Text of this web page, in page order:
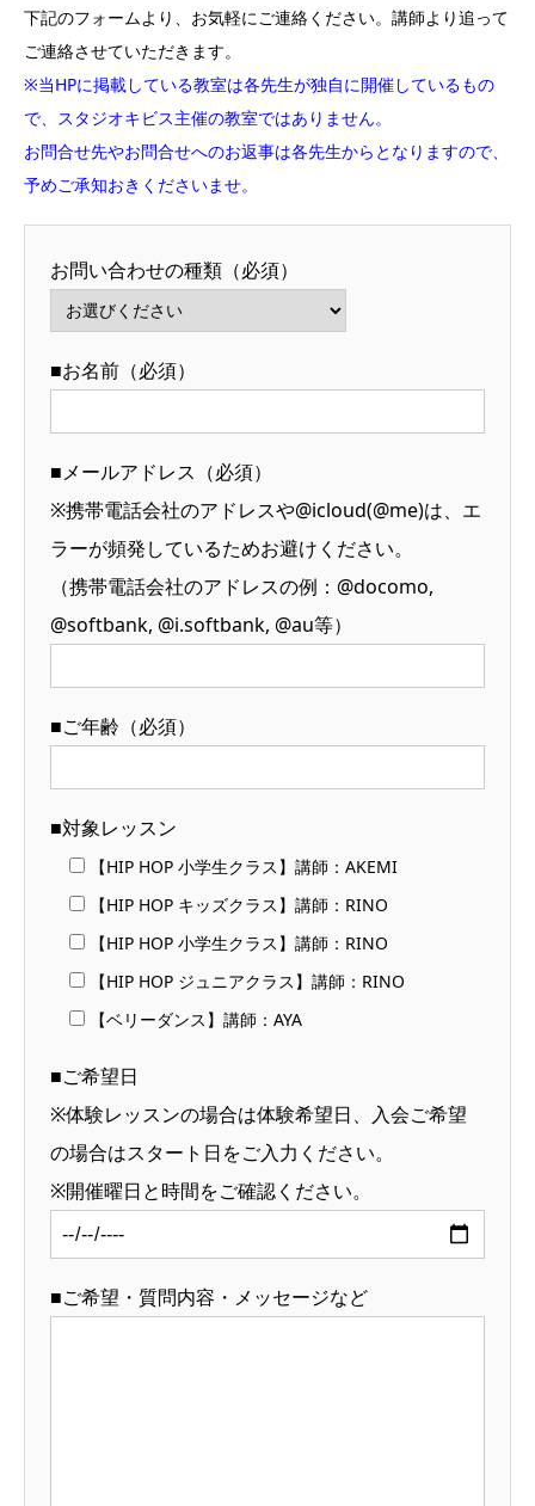
下記のフォームより、お気軽にご連絡ください。講師より追って
ご連絡させていただきます。
※当HPに掲載している教室は各先生が独自に開催しているもの
で、スタジオキビス主催の教室ではありません。
お問合せ先やお問合せへのお返事は各先生からとなりますので、
予めご承知おきくださいませ。
お問い合わせの種類（必須）
■お名前（必須）
■メールアドレス（必須）
※携帯電話会社のアドレスや@icloud(@me)は、エ
ラーが頻発しているためお避けください。
（携帯電話会社のアドレスの例：@docomo,
@softbank, @i.softbank, @au等）
■ご年齢（必須）
■対象レッスン
【HIP HOP 小学生クラス】講師：AKEMI
【HIP HOP キッズクラス】講師：RINO
【HIP HOP 小学生クラス】講師：RINO
【HIP HOP ジュニアクラス】講師：RINO
【ベリーダンス】講師：AYA
■ご希望日
※体験レッスンの場合は体験希望日、入会ご希望
の場合はスタート日をご入力ください。
※開催曜日と時間をご確認ください。
■ご希望・質問内容・メッセージなど